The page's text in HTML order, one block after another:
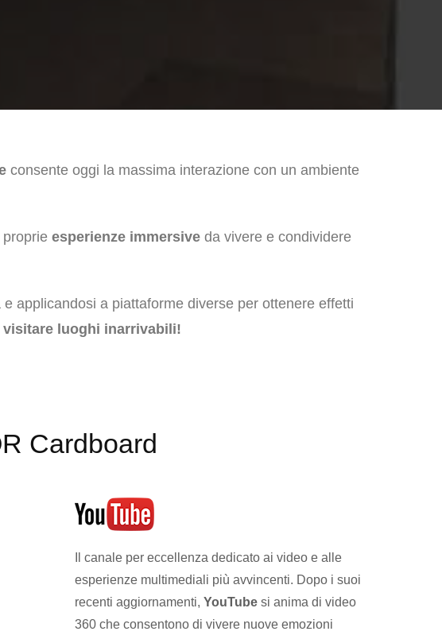
consente oggi la massima interazione con un ambiente
esperienze immersive da vivere e condividere
applicandosi a piattaforme diverse per ottenere effetti
luoghi inarrivabili!
Cardboard
Il canale per eccellenza dedicato ai video e alle
esperienze multimediali più avvincenti. Dopo i suoi
recenti aggiornamenti, YouTube si anima di video
360 che consentono di vivere nuove emozioni